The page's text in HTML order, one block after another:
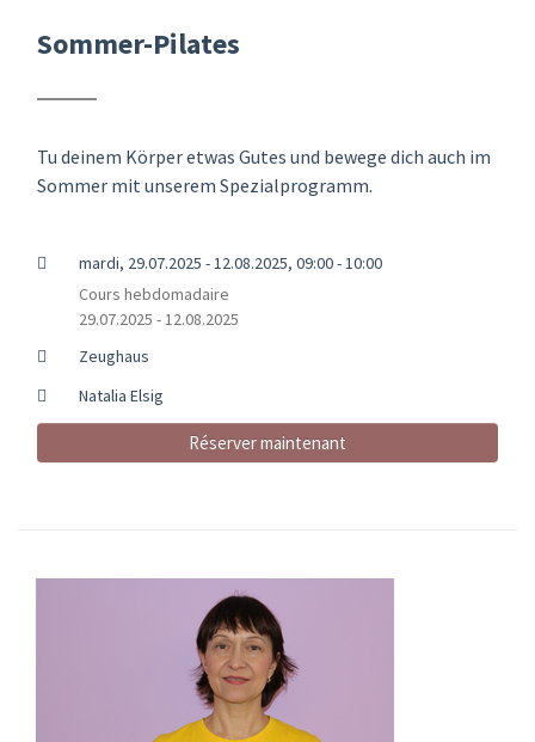
Sommer-Pilates
Tu deinem Körper etwas Gutes und bewege dich auch im
Sommer mit unserem Spezialprogramm.
mardi, 29.07.2025 - 12.08.2025, 09:00 - 10:00
Cours hebdomadaire
29.07.2025 - 12.08.2025
Zeughaus
Natalia Elsig
Réserver maintenant